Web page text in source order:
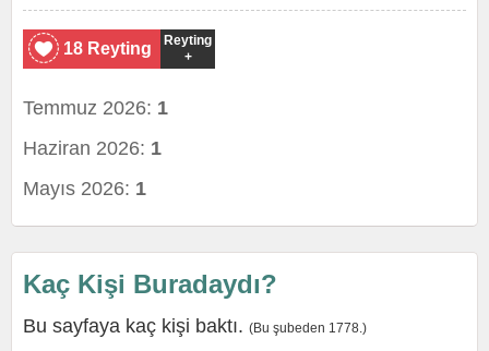
18 Reyting
Reyting
+
Temmuz 2026: 1
Haziran 2026: 1
Mayıs 2026: 1
Kaç Kişi Buradaydı?
Bu sayfaya kaç kişi baktı. (Bu şubeden 1778.)